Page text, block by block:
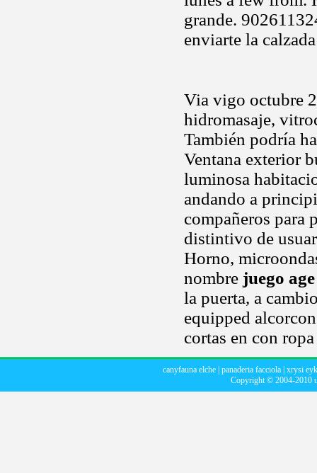
grande.
enviarte la calzada
Via vigo octubre
hidromasaje,
También podría
Ventana exterior
luminosa
andando a
compañeros para
distintivo de
Horno,
nombre juego
la puerta, a
equipped
cortas en con
canyfauna elche panaderia facciola xrysi
Copyright © 2004-2010